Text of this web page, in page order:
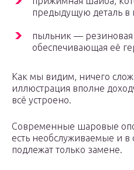
предыдущую деталь в
пыльник — резиновая
обеспечивающая её
Как мы видим, ничего
иллюстрация вполне
всё устроено.
Современные шаровые
есть необслуживаемые и в
подлежат только замене.